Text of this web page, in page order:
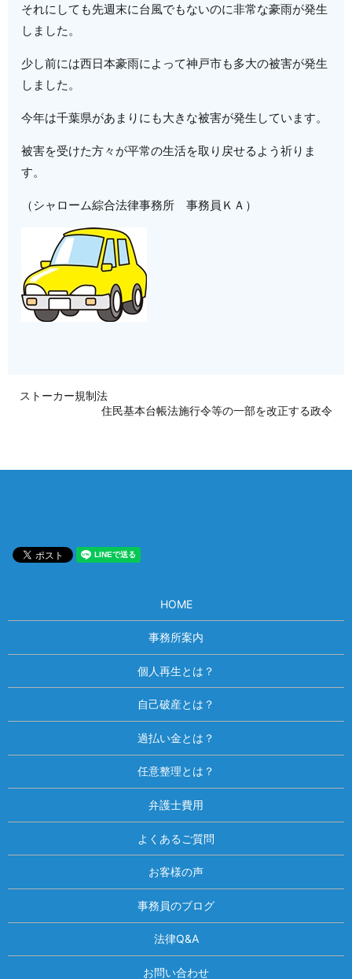
それにしても先週末に台風でもないのに非常な豪雨が発生
しました。
少し前には西日本豪雨によって神戸市も多大の被害が発生
しました。
今年は千葉県があまりにも大きな被害が発生しています。
被害を受けた方々が平常の生活を取り戻せるよう祈りま
す。
（シャローム綜合法律事務所 事務員ＫＡ）
ストーカー規制法
住民基本台帳法施行令等の一部を改正する政令
HOME
事務所案内
個人再生とは？
自己破産とは？
過払い金とは？
任意整理とは？
弁護士費用
よくあるご質問
お客様の声
事務員のブログ
法律Q&A
お問い合わせ